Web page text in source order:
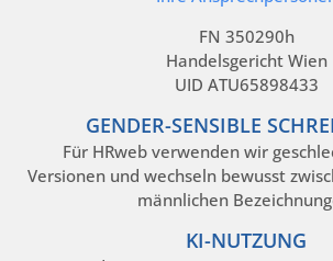
FN 350290h
Handelsgericht Wien
UID ATU65898433
GENDER-SENSIBLE
Für HRweb verwenden wir
Versionen und wechseln bewusst
männlichen
KI-NUTZUNG